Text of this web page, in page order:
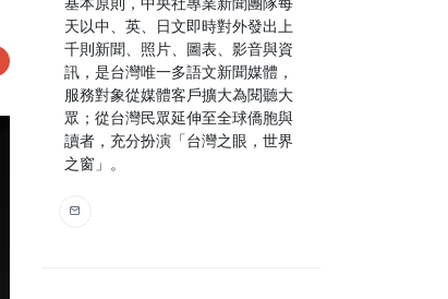
天以中、英、日文即時對外發出上
千則新聞、照片、圖表、影音與資
訊，是台灣唯一多語文新聞媒體，
服務對象從媒體客戶擴大為閱聽大
眾；從台灣民眾延伸至全球僑胞與
讀者，充分扮演「台灣之眼，世界
之窗」。